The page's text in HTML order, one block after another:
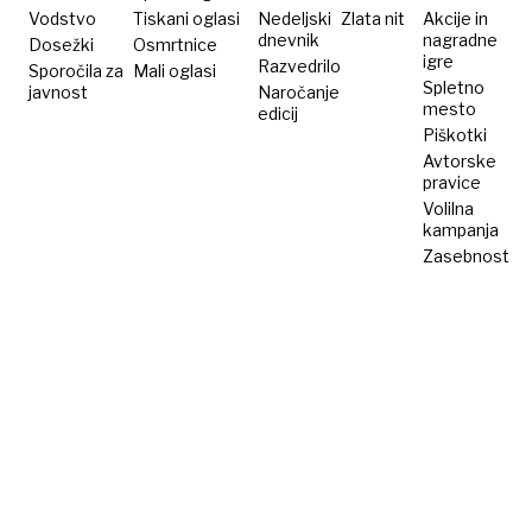
Vodstvo
Dosežki
Sporočila za
javnost
Tiskani oglasi
Osmrtnice
Mali oglasi
Nedeljski
dnevnik
Razvedrilo
Naročanje
edicij
Zlata nit
Akcije in
nagradne
igre
Spletno
mesto
Piškotki
Avtorske
pravice
Volilna
kampanja
Zasebnost